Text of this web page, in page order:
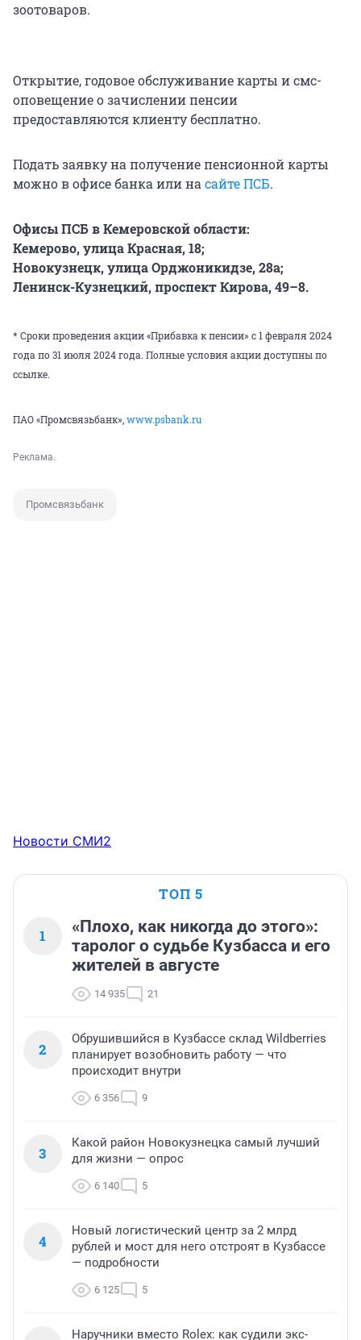
зоотоваров.
Открытие, годовое обслуживание карты и смс-
оповещение о зачислении пенсии
предоставляются клиенту бесплатно.
Подать заявку на получение пенсионной карты
можно в офисе банка или на сайте ПСБ.
Офисы ПСБ в Кемеровской области:
Кемерово, улица Красная, 18;
Новокузнецк, улица Орджоникидзе, 28а;
Ленинск-Кузнецкий, проспект Кирова, 49–8.
* Сроки проведения акции «Прибавка к пенсии» с 1 февраля 2024
года по 31 июля 2024 года. Полные условия акции доступны по
ссылке.
ПАО «Промсвязьбанк», www.psbank.ru
Реклама.
Промсвязьбанк
Новости СМИ2
ТОП 5
1
«Плохо, как никогда до этого»:
таролог о судьбе Кузбасса и его
жителей в августе
14 935 21
2
Обрушившийся в Кузбассе склад Wildberries
планирует возобновить работу — что
происходит внутри
6 356 9
3
Какой район Новокузнецка самый лучший
для жизни — опрос
6 140 5
4
Новый логистический центр за 2 млрд
рублей и мост для него отстроят в Кузбассе
— подробности
6 125 5
Наручники вместо Rolex: как судили экс-